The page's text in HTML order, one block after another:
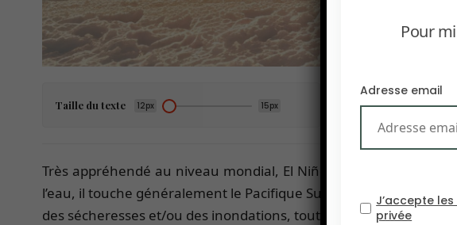
Taille du texte 12px 15px
Très appréhendé au niveau mondial, El Niño est un
l’eau, il touche généralement le Pacifique Sud. Il est
des sécheresses et/ou des inondations, tout en affectant les
Pour
Adresse email
J’accepte
privée